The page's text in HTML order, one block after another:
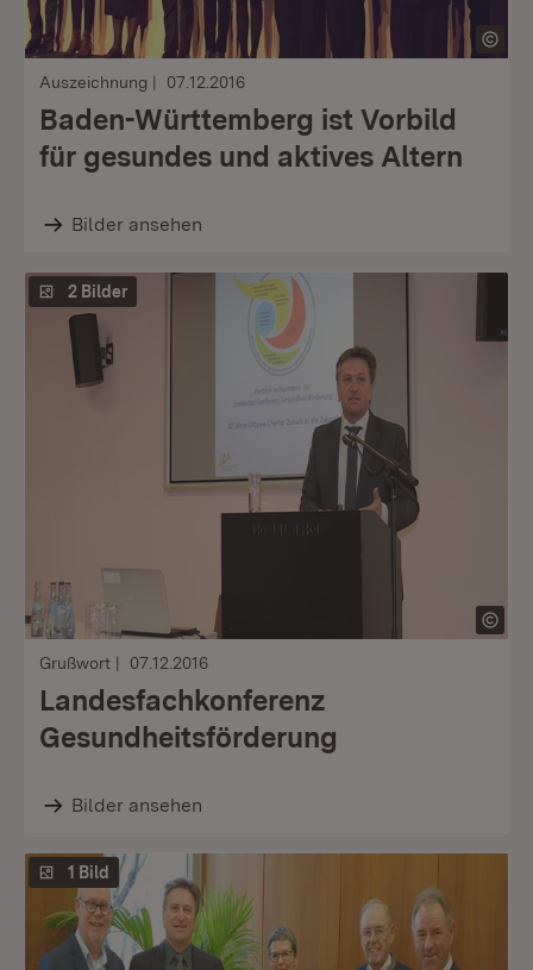
Auszeichnung 07.12.2016
Baden-Württemberg ist Vorbild
für gesundes und aktives Altern
Bilder ansehen
2 Bilder
Grußwort 07.12.2016
Landesfachkonferenz
Gesundheitsförderung
Bilder ansehen
1 Bild